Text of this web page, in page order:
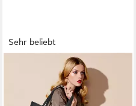
Sehr beliebt
Shopper Handtasche Damen
mit Geldbörse und